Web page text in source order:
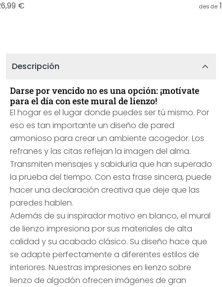
€
desde
Descripción
Darse por vencido no es una opción: ¡motívate
para el día con este mural de lienzo!
El hogar es el lugar donde puedes ser tú mismo. Por
eso es tan importante un diseño de pared
armonioso para crear un ambiente acogedor. Los
refranes y las citas reflejan la imagen del alma.
Transmiten mensajes y sabiduría que han superado
la prueba del tiempo. Con esta frase sincera, puede
hacer una declaración creativa que deje que las
paredes hablen.
Además de su inspirador motivo en blanco, el mural
de lienzo impresiona por sus materiales de alta
calidad y su acabado clásico. Su diseño hace que
se adapte perfectamente a diferentes estilos de
interiores. Nuestras impresiones en lienzo sobre
lienzo de algodón ofrecen imágenes de gran